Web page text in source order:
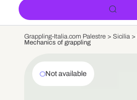
Grappling-Italia.com Palestre > Sicilia >
Mechanics of grappling
Not available